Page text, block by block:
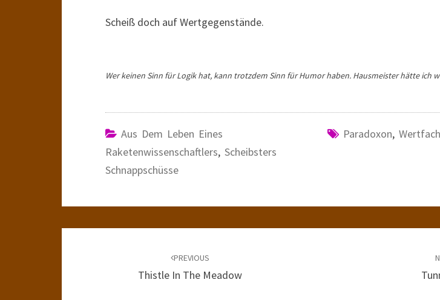
Scheiß doch auf Wertgegenstände.
Wer keinen Sinn für Logik hat, kann trotzdem Sinn für Humor haben. Hausmeister hätte ich
Aus Dem Leben Eines
Raketenwissenschaftlers, Scheibsters
Schnappschüsse
Paradoxon, Wertfach
PREVIOUS
Thistle In The Meadow